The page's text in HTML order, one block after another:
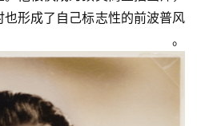
形成了自己标志性的前波普风
。